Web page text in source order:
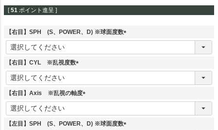
[ 51 ポイント進呈 ]
【右目】SPH (S、POWER、D) ※球面度数
(
【右目】CYL ※乱視度数
(
須
【右目】Axis ※乱視の軸度
(
須
【左目】SPH (S、POWER、D) ※球面度数